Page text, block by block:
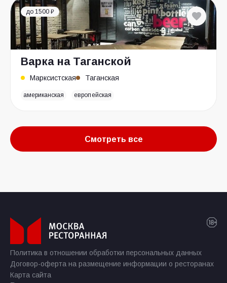
до 1500 ₽
Варка на Таганской
Марксистская Таганская
американская европейская
Смотреть все
Политика в отношении обработки персональных данных
Договор-оферта на размещение информации о ресторанах
Карта сайта